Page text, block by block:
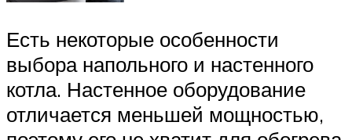
Есть некоторые особенности
выбора напольного и настенного
котла. Настенное оборудование
отличается меньшей мощностью,